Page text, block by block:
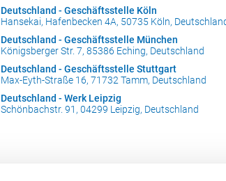
Deutschland - Geschäftsstelle Köln
Hansekai, Hafenbecken 4A, 50735 Köln,
Deutschland - Geschäftsstelle München
Königsberger Str. 7, 85386 Eching, Deutschland
Deutschland - Geschäftsstelle Stuttgart
Max-Eyth-Straße 16, 71732 Tamm, Deutschland
Deutschland - Werk Leipzig
Schönbachstr. 91, 04299 Leipzig, Deutschland